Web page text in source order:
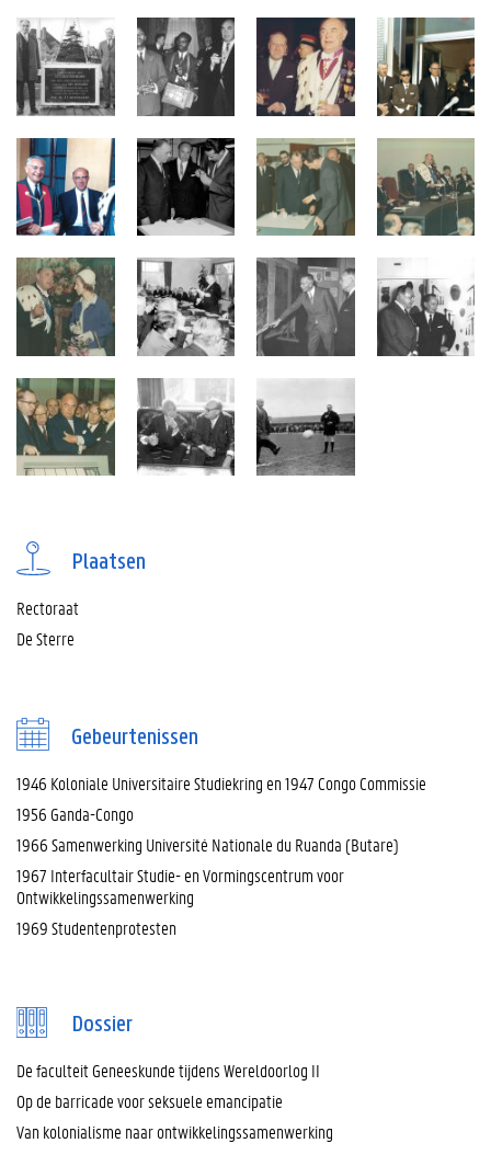
Plaatsen
Rectoraat
De Sterre
Gebeurtenissen
1946 Koloniale Universitaire Studiekring en 1947 Congo Commissie
1956 Ganda-Congo
1966 Samenwerking Université Nationale du Ruanda (Butare)
1967 Interfacultair Studie- en Vormingscentrum voor
Ontwikkelingssamenwerking
1969 Studentenprotesten
Dossier
De faculteit Geneeskunde tijdens Wereldoorlog II
Op de barricade voor seksuele emancipatie
Van kolonialisme naar ontwikkelingssamenwerking